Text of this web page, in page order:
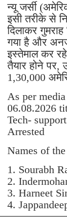
न्यू जर्सी
इसी तरीके से
दिलाकर
गया है और
इस्तेमाल कर
तैयार होने
1,30,000
As per
06.08.2026
Tech-
Arrested
Names of
1. Sourabh
2.
3. ⁠Harneet
4.